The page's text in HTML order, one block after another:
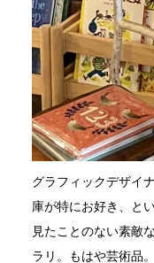
グラフィックデザイ
庫が特にお好き、と
見たことのない素敵
ラリ。もはや芸術品。